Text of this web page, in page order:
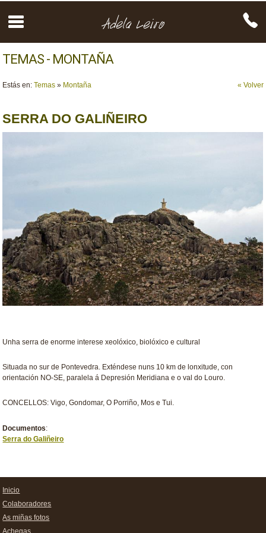
TEMAS - MONTAÑA
« Volver
Estás en:Temas » Montaña
SERRA DO GALIÑEIRO
Unha serra de enorme interese xeolóxico, biolóxico e cultural
Situada no sur de Pontevedra. Exténdese nuns 10 km de lonxitude, con
orientación NO-SE, paralela á Depresión Meridiana e o val do Louro.
CONCELLOS: Vigo, Gondomar, O Porriño, Mos e Tui.
Documentos:
Serra do Galiñeiro
Inicio
Colaboradores
As miñas fotos
Achegas